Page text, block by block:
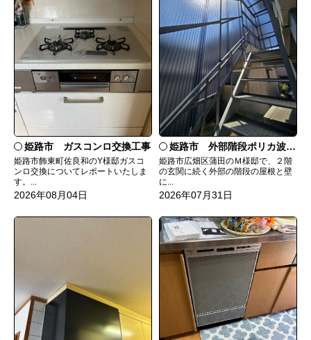
姫路市 ガスコンロ交換工事
姫路市飾東町佐良和のY様邸ガスコ
ンロ交換についてレポートいたしま
す。...
2026年08月04日
姫路市 外部階段ポリカ波板張替工事
姫路市広畑区蒲田のＭ様邸で、２階
の玄関に続く外部の階段の屋根と壁
に...
2026年07月31日